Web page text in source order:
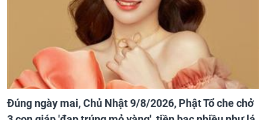
Đúng ngày mai, Chủ Nhật 9/8/2026, Phật Tổ che chở